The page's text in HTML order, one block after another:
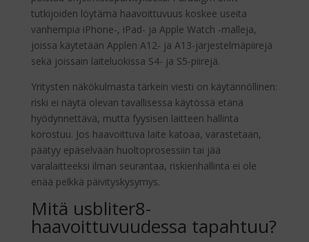
tutkijoiden löytämä haavoittuvuus koskee useita
vanhempia iPhone-, iPad- ja Apple Watch -malleja,
joissa käytetään Applen A12- ja A13-järjestelmäpiirejä
sekä joissain laiteluokissa S4- ja S5-piirejä.
Yritysten näkökulmasta tärkein viesti on käytännöllinen:
riski ei näytä olevan tavallisessa käytössä etänä
hyödynnettävä, mutta fyysisen laitteen hallinta
korostuu. Jos haavoittuva laite katoaa, varastetaan,
päätyy epäselvään huoltoprosessiin tai jää
varalaitteeksi ilman seurantaa, riskienhallinta ei ole
enää pelkkä päivityskysymys.
Mitä usbliter8-
haavoittuvuudessa tapahtuu?